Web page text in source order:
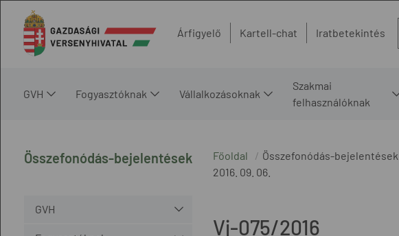
Árfigyelő Kartell-chat Iratbetekintés
GVH Fogyasztóknak Vállalkozásoknak
Szakmai
felhasználóknak
Összefonódás-bejelentések
GVH
Főoldal
Összefonódás-bejelentések
2016. 09. 06.
Vj-075/2016